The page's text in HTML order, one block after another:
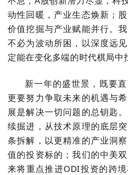
动性回暖，产业生态焕新；
价值挖掘与产业赋能并行。
不必为波动所困，以深度远
定能在变化多端的时代棋局中
新一年的盛世景，既要
更要努力争取未来的机遇与
展是解决一切问题的总钥匙
续掘进，从技术原理的底层
条拆解，以更精准的产业洞
值的投资标的；我们的中美
来将重点推进ODI投资的跨